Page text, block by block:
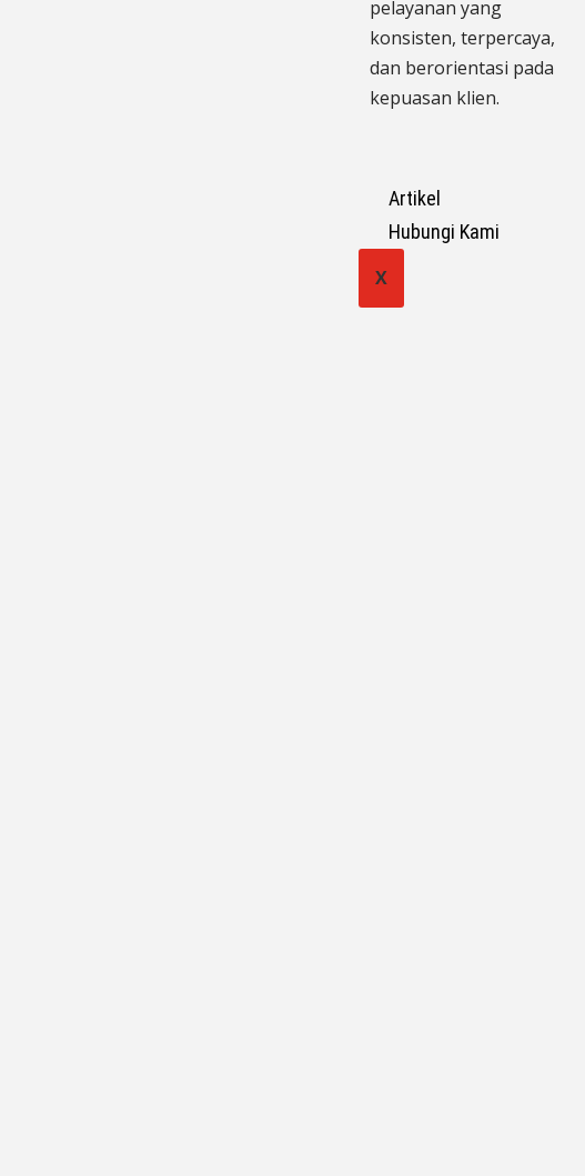
pelayanan yang
konsisten, terpercaya,
dan berorientasi pada
kepuasan klien.
Artikel
Hubungi Kami
X